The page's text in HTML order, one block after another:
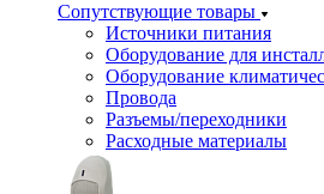
Сопутствующие товары
Источники питания
Оборудование для
Оборудование
Провода
Разъемы/переходники
Расходные материалы